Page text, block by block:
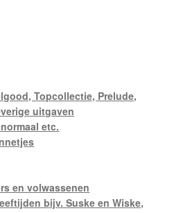
Topcollectie, Prelude,
uitgaven
etc.
en volwassenen
bijv. Suske en Wiske,